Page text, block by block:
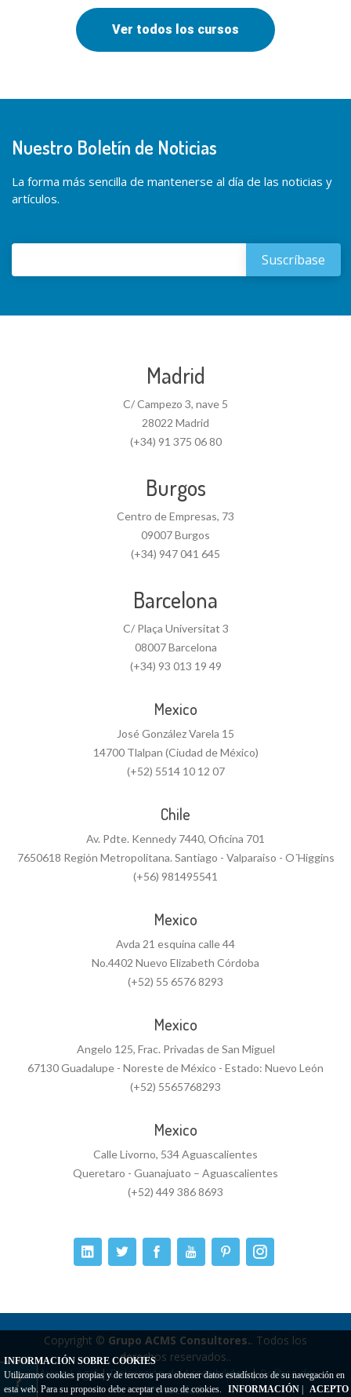
Ver todos los cursos
Nuestro Boletín de Noticias
La forma más sencilla de mantenerse al día de las noticias y
artículos.
Madrid
C/ Campezo 3, nave 5
28022 Madrid
(+34) 91 375 06 80
Burgos
Centro de Empresas, 73
09007 Burgos
(+34) 947 041 645
Barcelona
C/ Plaça Universitat 3
08007 Barcelona
(+34) 93 013 19 49
Mexico
José González Varela 15
14700 Tlalpan (Ciudad de México)
(+52) 5514 10 12 07
Chile
Av. Pdte. Kennedy 7440, Oficina 701
7650618 Región Metropolitana. Santiago - Valparaiso - O´Higgins
(+56) 981495541
Mexico
Avda 21 esquina calle 44
No.4402 Nuevo Elizabeth Córdoba
(+52) 55 6576 8293
Mexico
Angelo 125, Frac. Privadas de San Miguel
67130 Guadalupe - Noreste de México - Estado: Nuevo León
(+52) 5565768293
Mexico
Calle Livorno, 534 Aguascalientes
Queretaro - Guanajuato – Aguascalientes
(+52) 449 386 8693
Copyright © Grupo ACMS Consultores.. Todos los
derechos reservados..
Aviso Legal|Delaración de Accesibilidad|Política de
Privacidad
INFORMACIÓN SOBRE COOKIES
Utilizamos cookies propias y de terceros para obtener datos estadísticos de su navegación en
esta web. Para su proposito debe aceptar el uso de cookies.
INFORMACIÓN ACEPTO